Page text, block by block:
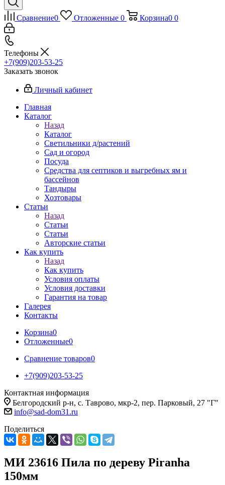
Сравнение0 Отложенные 0 Корзина0 0
Телефоны
+7(909)203-53-25
Заказать звонок
Личный кабинет
Главная
Каталог
Назад
Каталог
Светильники д/растений
Сад и огород
Посуда
Средства для септиков и выгребных ям и
бассейнов
Тандыры
Хозтовары
Статьи
Назад
Статьи
Статьи
Авторские статьи
Как купить
Назад
Как купить
Условия оплаты
Условия доставки
Гарантия на товар
Галерея
Контакты
Корзина0
Отложенные0
Сравнение товаров0
+7(909)203-53-25
Контактная информация
Белгородский р-н, с. Таврово, мкр-2, пер. Парковый, 27 "Г"
info@sad-dom31.ru
Поделиться
МИ 23616 Пила по дереву Piranha
150мм